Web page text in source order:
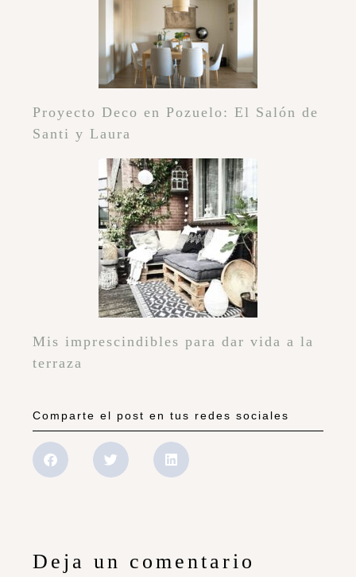
Proyecto Deco en Pozuelo: El Salón de
Santi y Laura
Mis imprescindibles para dar vida a la
terraza
Comparte el post en tus redes sociales
Deja un comentario